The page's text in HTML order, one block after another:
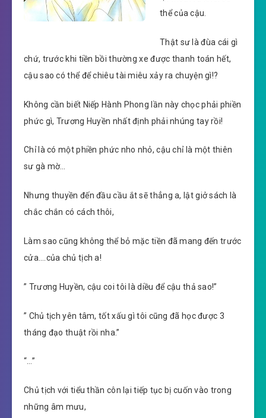
thể của cậu.
Thật sư là đùa cái gì
chứ, trước khi tiền bồi thường xe được thanh toán hết,
cậu sao có thể để chiêu tài miêu xảy ra chuyện gì!?
Không cần biết Niếp Hành Phong lần này chọc phải phiền
phức gì, Trương Huyền nhất định phải nhúng tay rồi!
Chỉ là có một phiền phức nho nhỏ, cậu chỉ là một thiên
sư gà mờ…
Nhưng thuyền đến đầu cầu ắt sẽ thẳng a, lật giở sách là
chắc chắn có cách thôi,
Làm sao cũng không thể bỏ mặc tiền đã mang đến trước
cửa….của chủ tịch a!
” Trương Huyền, cậu coi tôi là diều để cậu thả sao!”
” Chủ tịch yên tâm, tốt xấu gì tôi cũng đã học được 3
tháng đạo thuật rồi nha.”
“…”
Chủ tịch với tiểu thần côn lại tiếp tục bị cuốn vào trong
những âm mưu,